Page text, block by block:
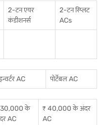
2-टन एयर
कंडीशनर्स
2-टन स्प्लिट
ACs
AC
पोर्टेबल AC
के
AC
₹ 40,000 के अंदर
AC